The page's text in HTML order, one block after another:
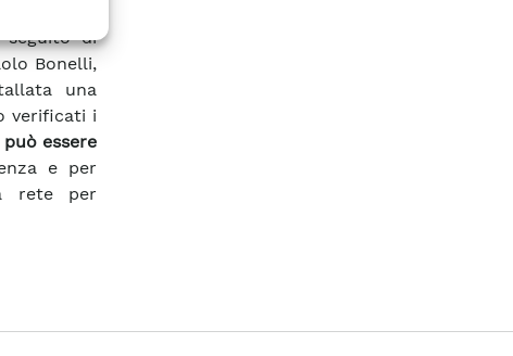
seguito di
Bonelli,
una
verificati i
può essere
e per
rete per